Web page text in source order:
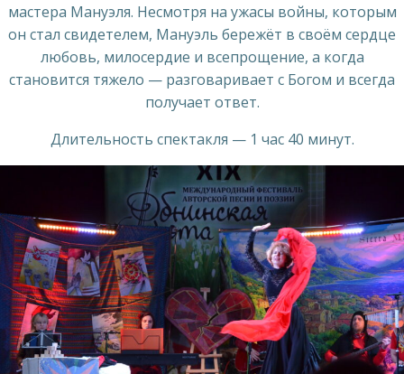
мастера Мануэля. Несмотря на ужасы войны, которым
он стал свидетелем, Мануэль бережёт в своём сердце
любовь, милосердие и всепрощение, а когда
становится тяжело — разговаривает с Богом и всегда
получает ответ.
Длительность спектакля — 1 час 40 минут.